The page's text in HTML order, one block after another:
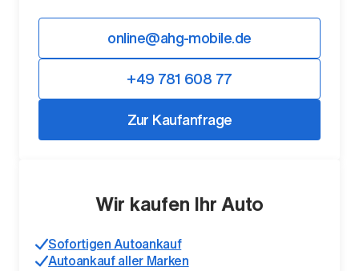
online@ahg-mobile.de
+49 781 608 77
Zur Kaufanfrage
Wir kaufen Ihr Auto
Sofortigen Autoankauf
Autoankauf aller Marken